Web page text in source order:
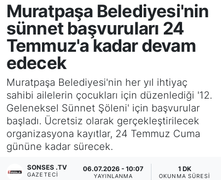
Muratpaşa Belediyesi'nin
sünnet başvuruları 24
Temmuz'a kadar devam
edecek
Muratpaşa Belediyesi'nin her yıl ihtiyaç
sahibi ailelerin çocukları için düzenlediği '12.
Geleneksel Sünnet Şöleni' için başvurular
başladı. Ücretsiz olarak gerçekleştirilecek
organizasyona kayıtlar, 24 Temmuz Cuma
gününe kadar sürecek.
SONSES .TV
GAZETECI
06.07.2026 - 10:07
YAYINLANMA
1 DK
OKUNMA SÜRESI
SPOR
GÜNÜN MANŞETİ
DÜNYA
KÜLTÜR - SANAT
MAGAZİN
SAĞLIK
Mersin Namaz Vakitleri
Mersin Trafik Yoğunluk Haritası
Süper Lig Puan Durumu ve Fikstür
Tüm Manşetler
Son Dakika Haberleri
Haber Arşivi